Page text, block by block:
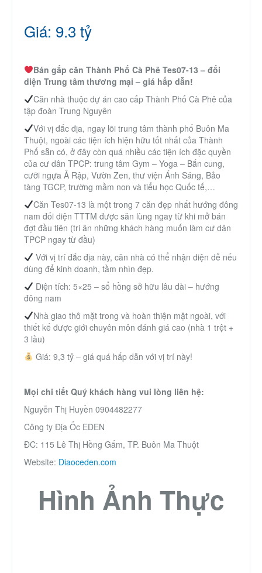
Thành Phố Cà Phê
Loại BĐS khác
Nhà đất cho thuê
Thành Phố Cà Phê
Ecocity Premia
Liên hệ
Giá: 9.3 tỷ
Bán gấp căn Thành Phố Cà Phê Tes07-13 – đối
diện Trung tâm thương mại – giá hấp dẫn!
Căn nhà thuộc dự án cao cấp Thành Phố Cà Phê của
tập đoàn Trung Nguyên
Với vị đắc địa, ngay lõi trung tâm thành phố Buôn Ma
Thuột, ngoài các tiện ích hiện hữu tốt nhất của Thành
Phố sẵn có, ở đây còn quá nhiều các tiện ích đặc quyền
của cư dân TPCP: trung tâm Gym – Yoga – Bắn cung,
cưỡi ngựa Ả Rập, Vườn Zen, thư viện Ánh Sáng, Bảo
tàng TGCP, trường mầm non và tiểu học Quốc tế,…
Căn Tes07-13 là một trong 7 căn đẹp nhất hướng đông
nam đối diện TTTM được săn lùng ngay từ khi mở bán
đợt đầu tiên (tri ân những khách hàng muốn làm cư dân
TPCP ngay từ đầu)
Với vị trí đắc địa này, căn nhà có thể nhận diện dễ nếu
dùng để kinh doanh, tầm nhìn đẹp.
Diện tích: 5×25 – sổ hồng sở hữu lâu dài – hướng
đông nam
Nhà giao thô mặt trong và hoàn thiện mặt ngoài, với
thiết kế được giới chuyên môn đánh giá cao (nhà 1 trệt +
3 lầu)
Giá: 9,3 tỷ – giá quá hấp dẫn với vị trí này!
Mọi chi tiết Quý khách hàng vui lòng liên hệ:
Nguyễn Thị Huyền 0904482277
Công ty Địa Ốc EDEN
ĐC: 115 Lê Thị Hồng Gấm, TP. Buôn Ma Thuột
Website: Diaoceden.com
Hình Ảnh Thực